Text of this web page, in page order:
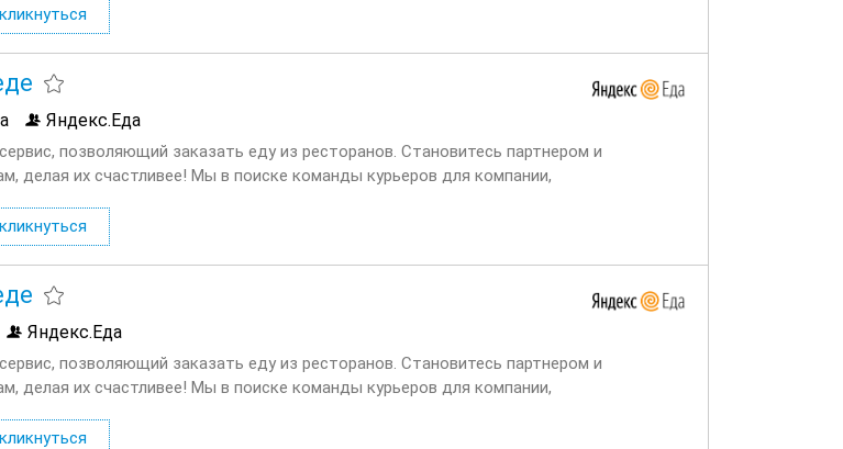
Яндекс.Еда
позволяющий заказать еду из ресторанов. Становитесь партнером и
делая их счастливее! Мы в поиске команды курьеров для компании,
Яндекс.Еда
позволяющий заказать еду из ресторанов. Становитесь партнером и
делая их счастливее! Мы в поиске команды курьеров для компании,